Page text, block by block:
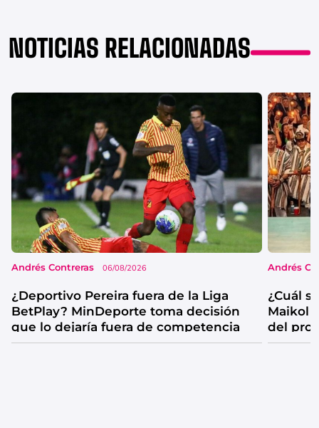
NOTICIAS RELACIONADAS
Andrés Contreras 06/08/2026
¿Deportivo Pereira fuera de la Liga
BetPlay? MinDeporte toma decisión
que lo dejaría fuera de competencia
Andrés
¿Cuál
Maikol
del